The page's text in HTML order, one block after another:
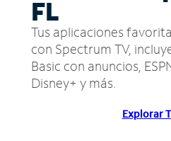
FL
Tus aplicaciones
con Spectrum TV,
Basic con anuncios,
Disney+ y más.
Explorar